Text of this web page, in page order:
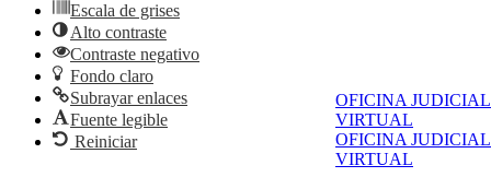
OFICINA JUDICIAL
VIRTUAL
OFICINA JUDICIAL
VIRTUAL
Escala de grises
Alto contraste
Contraste negativo
Fondo claro
Subrayar enlaces
Fuente legible
Reiniciar